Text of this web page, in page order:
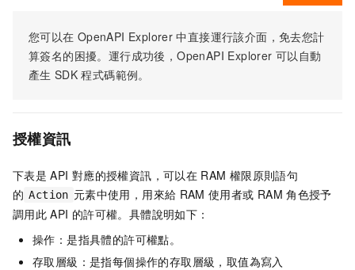
您可以在 OpenAPI Explorer 中直接運行該介面，免去您計
算簽名的困擾。運行成功後，OpenAPI Explorer 可以自動
產生 SDK 程式碼範例。
授權資訊
下表是 API 對應的授權資訊，可以在 RAM 權限原則語句
的 Action 元素中使用，用來給 RAM 使用者或 RAM 角色授予
調用此 API 的許可權。具體說明如下：
操作：是指具體的許可權點。
存取層級：是指每個操作的存取層級，取值為寫入